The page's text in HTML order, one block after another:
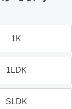
1K
1LDK
SLDK